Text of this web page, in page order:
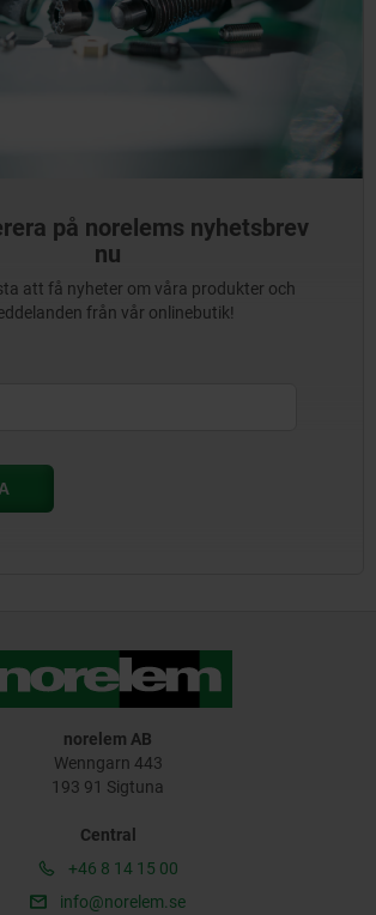
på norelems nyhetsbrev
nu
att få nyheter om våra produkter och
från vår onlinebutik!
norelem AB
Wenngarn 443
193 91 Sigtuna
Central
+46 8 14 15 00
info@norelem.se